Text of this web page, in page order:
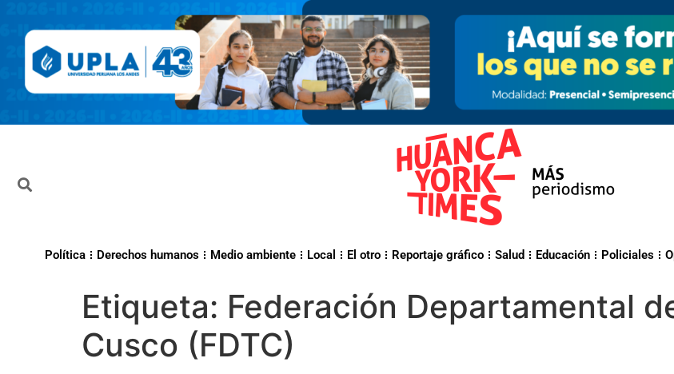
Política Derechos humanos Medio ambiente Local El otro Reportaje gráfico Salud Educación Policiales
Etiqueta: Federación Departamental
Cusco (FDTC)